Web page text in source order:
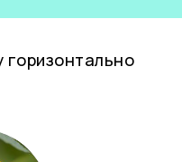
горизонтально